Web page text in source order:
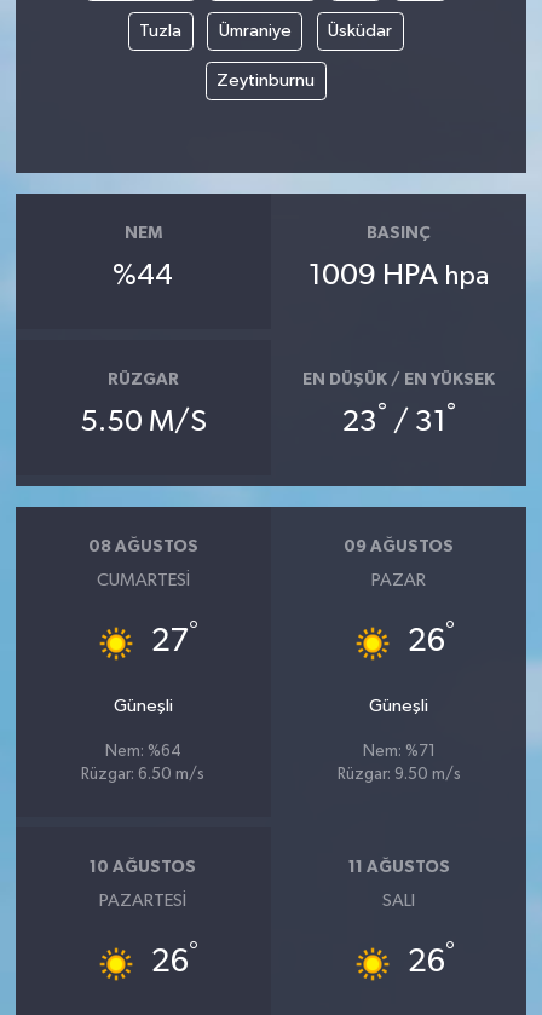
Tuzla Ümraniye Üsküdar
Zeytinburnu
NEM
%44
BASINÇ
1009 HPA hpa
RÜZGAR
5.50 M/S
EN DÜŞÜK / EN YÜKSEK
23° / 31 °
08 AĞUSTOS
CUMARTESI
27°
Güneşli
Nem: %64
Rüzgar: 6.50 m/s
09 AĞUSTOS
PAZAR
26°
Güneşli
Nem: %71
Rüzgar: 9.50 m/s
10 AĞUSTOS
PAZARTESI
26°
11 AĞUSTOS
SALI
26°
KÜLTÜR SANAT
POLİTİKA
Sağlık
SPOR HABERLERİ
Turizm
ÜLKE GÜNDEMİ
YAŞAM
Yerel Haberler